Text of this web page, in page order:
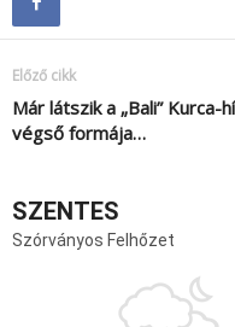
Előző cikk
Már látszik a „Bali” Kurca-
végső formája…
SZENTES
Szórványos Felhőzet